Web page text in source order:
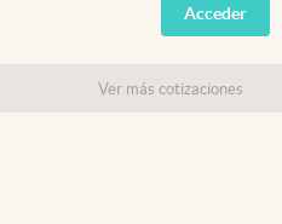
España
USA
Acceder
Ver más cotizaciones